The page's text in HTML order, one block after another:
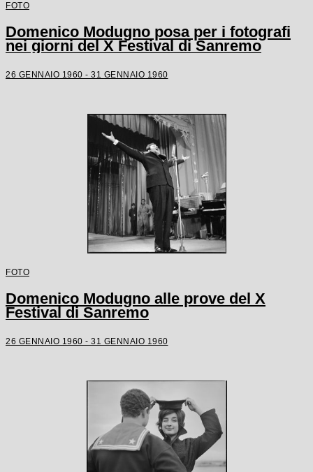
FOTO
Domenico Modugno posa per i fotografi
nei giorni del X Festival di Sanremo
26 GENNAIO 1960 - 31 GENNAIO 1960
FOTO
Domenico Modugno alle prove del X
Festival di Sanremo
26 GENNAIO 1960 - 31 GENNAIO 1960